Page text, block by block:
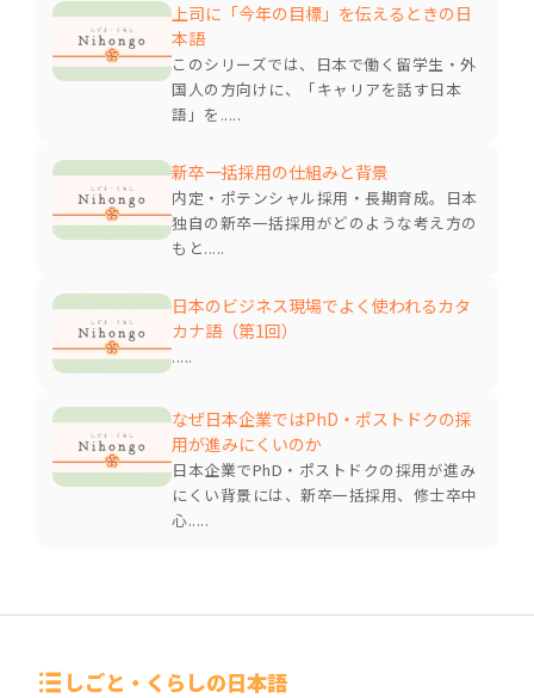
上司に「今年の目標」を伝えるときの日
本語
このシリーズでは、日本で働く留学生・外
国人の方向けに、「キャリアを話す日本
語」を.....
新卒一括採用の仕組みと背景
内定・ポテンシャル採用・長期育成。日本
独自の新卒一括採用がどのような考え方の
もと.....
日本のビジネス現場でよく使われるカタ
カナ語（第1回）
.....
なぜ日本企業ではPhD・ポストドクの採
用が進みにくいのか
日本企業でPhD・ポストドクの採用が進み
にくい背景には、新卒一括採用、修士卒中
心.....
しごと・くらしの日本語